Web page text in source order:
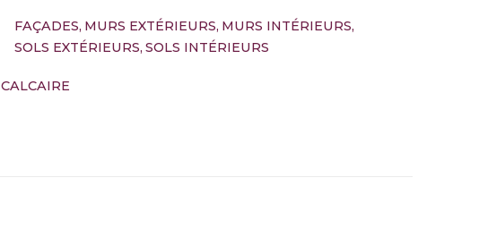
FAÇADES MURS EXTÉRIEURS MURS INTÉRIEURS
SOLS EXTÉRIEURS SOLS INTÉRIEURS
CALCAIRE